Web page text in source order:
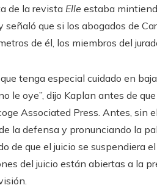
de la revista Elle estaba
señaló que si los abogados de
de él, los miembros del
tenga especial cuidado en
le oye”, dijo Kaplan antes de
Associated Press. Antes, sin
la defensa y pronunciando la
de que el juicio se suspendiera
del juicio están abiertas a la